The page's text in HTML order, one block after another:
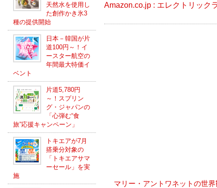
天然水を使用し
た創作かき氷3
種の提供開始
日本－韓国が片
道100円～！イ
ースター航空の
年間最大特価イ
ベント
片道5,780円
～！スプリン
グ・ジャパンの
「心弾む“食
旅”応援キャンペーン」
トキエアが7月
搭乗分対象の
「トキエアサマ
ーセール」を実
施
Amazon.co.jp : エレクトリック
マリー・アントワネットの世